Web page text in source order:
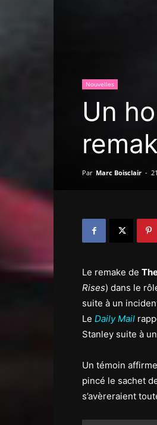
Nouvelles
Un
Par Marc Boisclair -
Le remake de
Rises) dans le
suite à un
Le Daily Mail
Stanley suite à
Un témoin
pincé le sachet
s’avèreraient